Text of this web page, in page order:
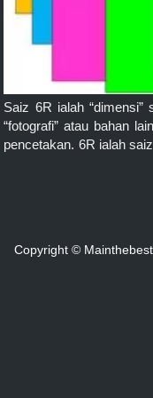
Saiz 6R ialah “dimensi”
“fotografi” atau bahan
pencetakan. 6R ialah
Copyright © Mainthebest